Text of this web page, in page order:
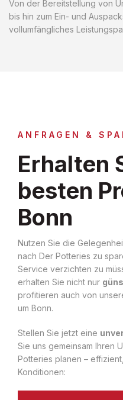
Von der Bereitstellung von
bis hin zum Ein- und
vollumfängliches
ANFRAGEN &
Erhalten
besten
Bonn
Nutzen Sie die
nach Der Potteries zu
Service verzichten zu
erhalten Sie nicht nur
profitieren auch von
um Bonn.
Stellen Sie jetzt eine
Sie uns gemeinsam Ihren
Potteries planen –
Konditionen: